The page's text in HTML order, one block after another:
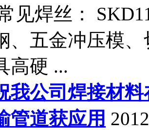
见焊丝：
、五金冲压模
高硬 ...
我公司焊接材
管道获应用